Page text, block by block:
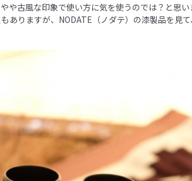
や古風な印象で使い方に気を使うのでは？と思
ありますが、NODATE（ノダテ）の漆製品を見